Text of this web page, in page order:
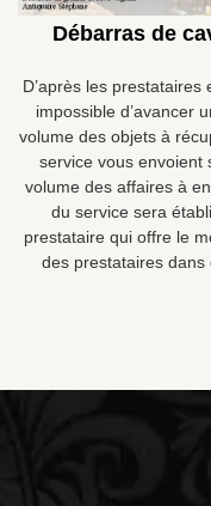
Débarras de
D’après les
impossible d’avancer
volume des objets à
service vous envoient
volume des affaires à
du service sera
prestataire qui offre le
des prestataires dans